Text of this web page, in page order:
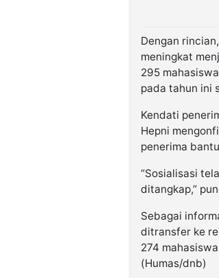
Dengan
meningkat
295
pada tahun ini
Kendati
Hepni
penerima
“Sosialisasi
ditangkap,”
Sebagai
ditransfer ke
274
(Humas/dnb)